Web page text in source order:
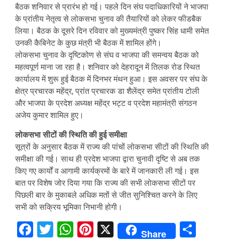
बैठक शनिवार से प्रारंभ हो गई। पहले दिन संघ पदाधिकारियों ने भाजपा
के प्रांतीय नेतृत्व से लोकसभा चुनाव की तैयारियों को लेकर फीडबैक
लिया। बैठक के दूसरे दिन रविवार को मुख्यमंत्री पुष्कर सिंह धामी समेत
उनकी कैबिनेट के कुछ मंत्री भी बैठक में शामिल होंगे।
लोकसभा चुनाव के दृष्टिकोण से संघ व भाजपा की समन्वय बैठक को
महत्वपूर्ण माना जा रहा है। शनिवार को देहरादून में तिलक रोड स्थित
कार्यालय में शुरू हुई बैठक में दिनभर मंथन हुआ। इस अवसर पर संघ के
क्षेत्र प्रचारक महेंद्र, प्रांत प्रचारक डा शैलेंद्र समेत प्रांतीय टोली
और भाजपा के प्रदेश अध्यक्ष महेंद्र भट्ट व प्रदेश महामंत्री संगठन
अजेय कुमार शामिल हुए।
लोकसभा सीटों की स्थिति की हुई समीक्षा
सूत्रों के अनुसार बैठक में राज्य की पांचों लोकसभा सीटों की स्थिति की
समीक्षा की गई। साथ ही प्रदेश भाजपा द्वारा चुनावी दृष्टि से अब तक
किए गए कार्यों व आगामी कार्यक्रमों के बारे में जानकारी ली गई। इस
बात पर विशेष जोर दिया गया कि राज्य की सभी लोकसभा सीटों पर
पिछली बार के मुकाबले अधिक मतों से जीत सुनिश्चित करने के लिए
सभी को सक्रिय भूमिका निभानी होगी।
Facebook
Twitter
WhatsApp
Pinterest
X Share